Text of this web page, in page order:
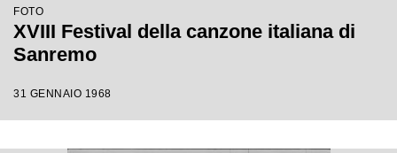
FOTO
XVIII Festival della canzone italiana di
Sanremo
31 GENNAIO 1968